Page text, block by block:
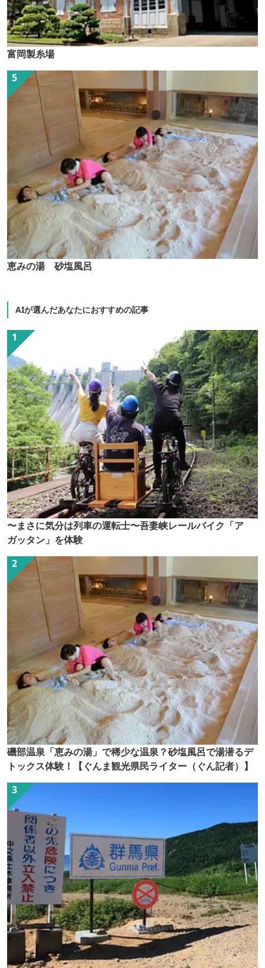
富岡製糸場
恵みの湯 砂塩風呂
AIが選んだあなたにおすすめの記事
〜まさに気分は列車の運転士〜吾妻峡レールバイク「ア
ガッタン」を体験
磯部温泉「恵みの湯」で稀少な温泉？砂塩風呂で湯潜るデ
トックス体験！【ぐんま観光県民ライター（ぐん記者）】